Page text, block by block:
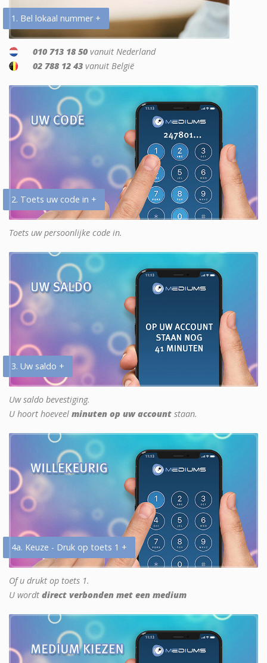
1. Bel lokaal nummer +
010 713 18 50 vanuit Nederland
02 788 12 43 vanuit België
2. Toets uw code in +
Toets uw persoonlijke code in.
3. Uw saldo +
Uw saldo bevestiging.
U hoort hoeveel minuten op uw account staan.
4a. Keuze - Druk op toets 1 +
Of u drukt op toets 1.
U wordt direct verbonden met een medium